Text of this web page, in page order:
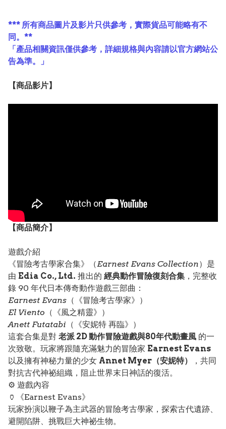
*** 所有商品圖片及影片只供參考，實際貨品可能略有不
同。**
「產品相關資訊僅供參考，詳細規格與內容請以官方網站公
告為準。」
【商品影片】
【商品簡介】
遊戲介紹
《冒險考古學家合集》（Earnest Evans Collection）是
由 Edia Co., Ltd. 推出的 經典動作冒險復刻合集 ，完整收
錄 90 年代日本傳奇動作遊戲三部曲：
Earnest Evans （《冒險考古學家》）
El Viento （《風之精靈》）
Anett Futatabi （《安妮特 再臨》）
這套合集是對 老派 2D 動作冒險遊戲與80年代動畫風 的一
次致敬。玩家將跟隨充滿魅力的冒險家 Earnest Evans
以及擁有神秘力量的少女 Annet Myer（安妮特）
，共同
對抗古代神祕組織，阻止世界末日神話的復活。
⚙️ 遊戲內容
🏺《Earnest Evans》
玩家扮演以鞭子為主武器的冒險考古學家，探索古代遺跡、
避開陷阱、挑戰巨大神祕生物。